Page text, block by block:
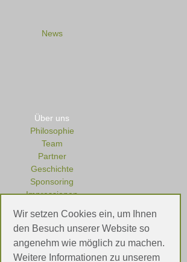
News
Über uns
Philosophie
Team
Partner
Geschichte
Sponsoring
Impressionen
Referenzen
Wir setzen Cookies ein, um Ihnen
den Besuch unserer Website so
angenehm wie möglich zu machen.
Weitere Informationen zu unserem